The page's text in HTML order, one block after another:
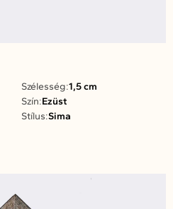
Szélesség:1,5 cm
Szín:Ezüst
Stílus:Sima